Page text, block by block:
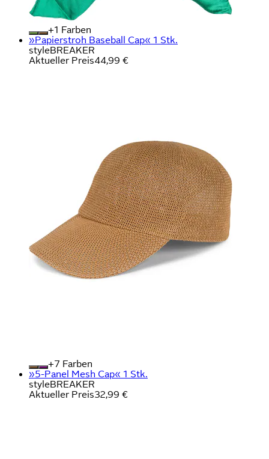
+
Farben
»Papierstroh Baseball Cap« 1 Stk.
styleBREAKER
Aktueller Preis44,99 €
+
Farben
»5-Panel Mesh Cap« 1 Stk.
styleBREAKER
Aktueller Preis32,99 €